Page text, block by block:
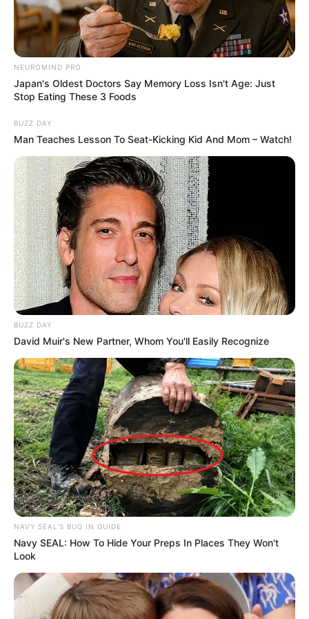
Serem! 9 Chat Ojek Online &
Pelanggan Ini Bikin Auto
Merinding
Bikin Ngakak, 10 Potret
Cosplay Murah Pakai Bahan
Seadanya
Anti Mainstream, 10 Cara
Membawa Barang Belanjaan
NEUROMIND PRO
Japan's Oldest Doctors Say Memory Loss Isn't Age: Just
Stop Eating These 3 Foods
BUZZ DAY
Man Teaches Lesson To Seat-Kicking Kid And Mom – Watch!
BUZZ DAY
David Muir's New Partner, Whom You'll Easily Recognize
NAVY SEAL'S BUG IN GUIDE
Navy SEAL: How To Hide Your Preps In Places They Won't
Look